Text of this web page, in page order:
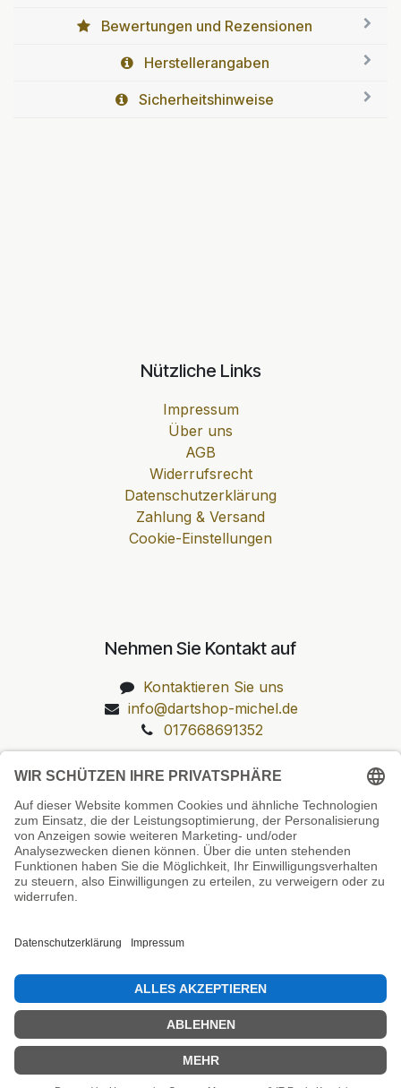
Bewertungen und Rezensionen
Herstellerangaben
Sicherheitshinweise
Nützliche Links
Impressum
Über uns
AGB
Widerrufsrecht
Datenschutzerklärung
Zahlung & Versand
Cookie-Einstellungen
Nehmen Sie Kontakt auf
Kontaktieren Sie uns
info@dartshop-michel.de
017668691352
Unsere Prüfsiegel